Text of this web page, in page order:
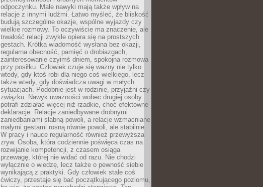
odpoczynku. Małe nawyki mają także wpływ na
relacje z innymi ludźmi. Łatwo myśleć, że bliskość
budują szczególne okazje, wspólne wyjazdy czy
wielkie rozmowy. To oczywiście ma znaczenie, ale
trwałość relacji zwykle opiera się na prostszych
gestach. Krótka wiadomość wysłana bez okazji,
regularna obecność, pamięć o drobiazgach,
zainteresowanie czyimś dniem, spokojna rozmowa
przy posiłku. Człowiek czuje się ważny nie tylko
wtedy, gdy ktoś robi dla niego coś wielkiego, lecz
także wtedy, gdy doświadcza uwagi w małych
sytuacjach. Podobnie jest w rodzinie, przyjaźni czy
związku. Nawyk uważności wobec drugiej osoby
potrafi zdziałać więcej niż rzadkie, choć efektowne
deklaracje. Relacje zaniedbywane drobnymi
zaniedbaniami słabną powoli, a relacje wzmacniane
małymi gestami rosną równie powoli, ale stabilnie.
W pracy i nauce regularność również przewyższa
zryw. Osoba, która codziennie poświęca czas na
rozwijanie kompetencji, z czasem osiąga
przewagę, której nie widać od razu. Nie chodzi
wyłącznie o wiedzę, lecz także o pewność siebie
wynikającą z praktyki. Gdy człowiek stale coś
ćwiczy, przestaje się bać początkującego poziomu,